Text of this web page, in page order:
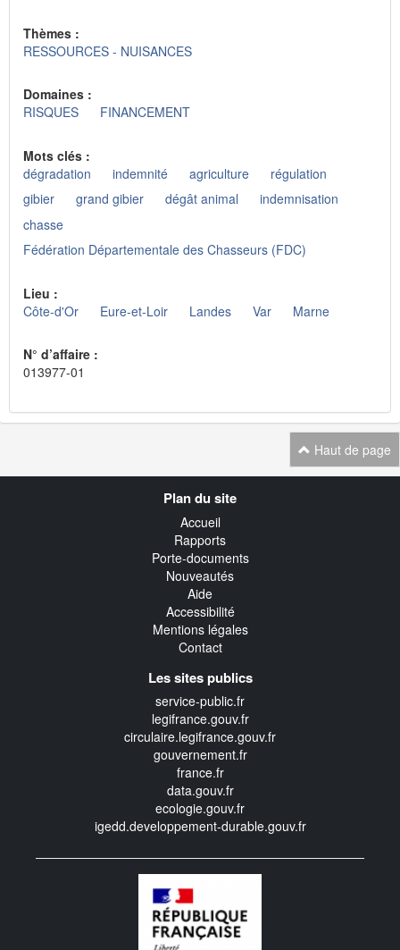
Thèmes :
RESSOURCES - NUISANCES
Domaines :
RISQUES
FINANCEMENT
Mots clés :
dégradation
indemnité agriculture
régulation
gibier
grand gibier dégât animal
indemnisation
chasse
Fédération Départementale des Chasseurs (FDC)
Lieu :
Côte-d'Or
Eure-et-Loir Landes Var Marne
N° d’affaire :
013977-01
Haut de page
Plan du site
Accueil
Rapports
Porte-documents
Nouveautés
Aide
Accessibilité
Mentions légales
Contact
Les sites publics
service-public.fr
legifrance.gouv.fr
circulaire.legifrance.gouv.fr
gouvernement.fr
france.fr
data.gouv.fr
ecologie.gouv.fr
igedd.developpement-durable.gouv.fr